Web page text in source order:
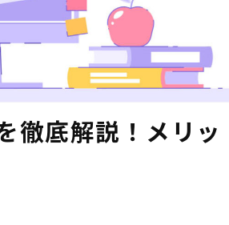
徹底解説！メリッ